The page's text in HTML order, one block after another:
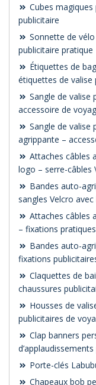
Cubes magiques
publicitaire
Sonnette de
publicitaire pratique
Étiquettes de
étiquettes de
Sangle de valise
accessoire de
Sangle de valise
agrippante –
Attaches câbles
logo – serre-câbles
Bandes auto-
sangles Velcro
Attaches câbles
– fixations
Bandes auto-
fixations
Claquettes de
chaussures
Housses de
publicitaires de
Clap banners
Porte-clés
Chapeaux bob